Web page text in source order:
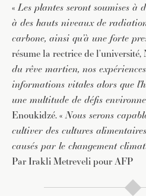
«Les plantes seront soumises à
à des hauts niveaux de
carbone, ainsi qu’à une forte
résume la rectrice de
du rêve martien, nos
informations vitales alors que
une multitude de défis
Enoukidzé. «Nous serons
cultiver des cultures
causés par le changement
Par Irakli Metreveli pour AFP